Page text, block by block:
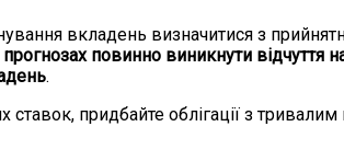
вкладень визначитися з
повинно виникнути
.
придбайте облігації з